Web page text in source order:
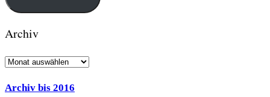
Archiv
Archiv
Archiv bis 2016